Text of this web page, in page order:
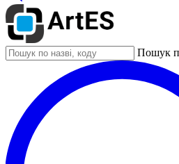
Пошук